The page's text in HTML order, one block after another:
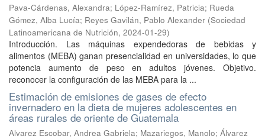
Pava-Cárdenas, Alexandra; López-Ramírez, Patricia; Rueda
Gómez, Alba Lucía; Reyes Gavilán, Pablo Alexander (Sociedad
Latinoamericana de Nutrición, 2024-01-29)
Introducción. Las máquinas expendedoras de bebidas y
alimentos (MEBA) ganan presencialidad en universidades, lo que
potencia aumento de peso en adultos jóvenes. Objetivo.
reconocer la configuración de las MEBA para la ...
Estimación de emisiones de gases de efecto
invernadero en la dieta de mujeres adolescentes en
áreas rurales de oriente de Guatemala
Alvarez Escobar, Andrea Gabriela; Mazariegos, Manolo; Álvarez